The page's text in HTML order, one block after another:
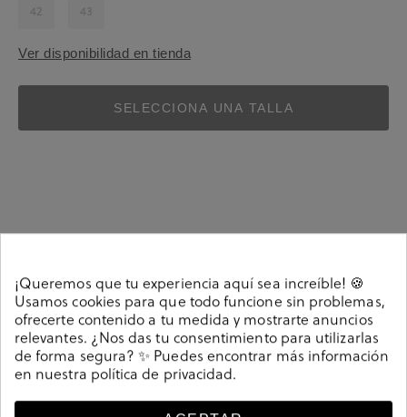
42 43
Ver disponibilidad en tienda
SELECCIONA UNA TALLA
Bailarinas Kénnebec 77800 QUEBEC-503 en oro. Sin
cierre, slip on. La plantilla no es extraible. Hecho en
India
Referencia207222
¡Queremos que tu experiencia aquí sea increíble! 🍪
Usamos cookies para que todo funcione sin problemas,
ofrecerte contenido a tu medida y mostrarte anuncios
relevantes. ¿Nos das tu consentimiento para utilizarlas
de forma segura? ✨ Puedes encontrar más información
en nuestra política de privacidad.